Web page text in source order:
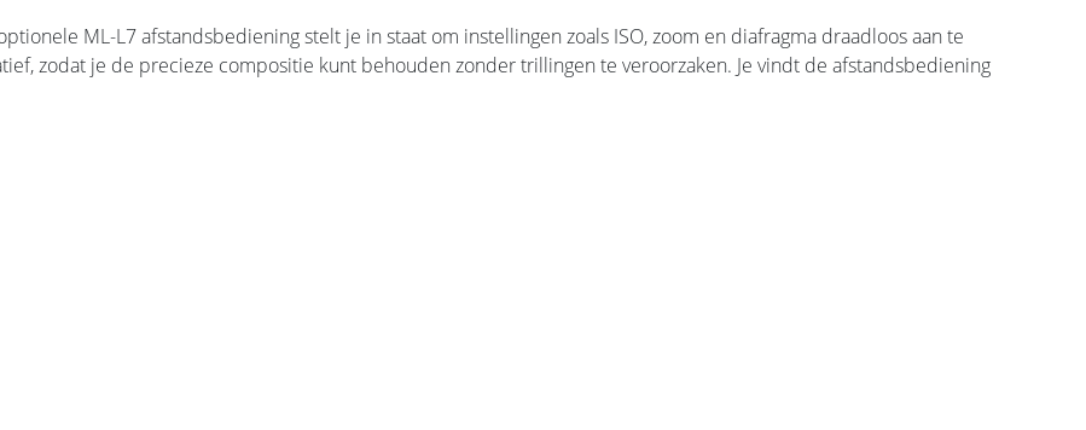
ML-L7 afstandsbediening stelt je in staat om instellingen zoals ISO, zoom en diafragma draadloos aan te
zodat je de precieze compositie kunt behouden zonder trillingen te veroorzaken. Je vindt de afstandsbediening